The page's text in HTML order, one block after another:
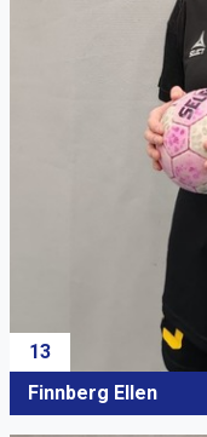
13
Finnberg Ellen